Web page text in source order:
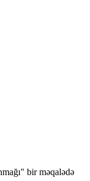
bir məqalədə